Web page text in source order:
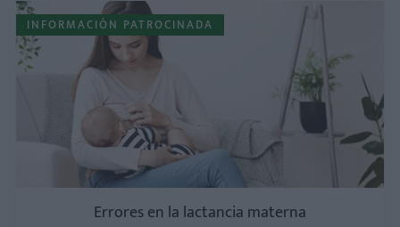
INFORMACIÓN PATROCINADA
Errores en la lactancia materna